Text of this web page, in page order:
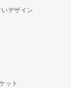
デザイン
ット